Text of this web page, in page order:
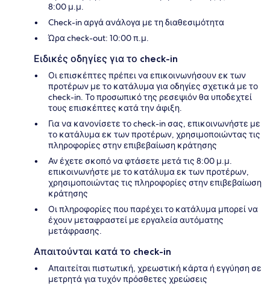
8:00 μ.μ.
Check-in αργά ανάλογα με τη διαθεσιμότητα
Ώρα check-out: 10:00 π.μ.
Ειδικές οδηγίες για το check-in
Οι επισκέπτες πρέπει να επικοινωνήσουν εκ των
προτέρων με το κατάλυμα για οδηγίες σχετικά με το
check-in. Το προσωπικό της ρεσεψιόν θα υποδεχτεί
τους επισκέπτες κατά την άφιξη.
Για να κανονίσετε το check-in σας, επικοινωνήστε με
το κατάλυμα εκ των προτέρων, χρησιμοποιώντας τις
πληροφορίες στην επιβεβαίωση κράτησης
Αν έχετε σκοπό να φτάσετε μετά τις 8:00 μ.μ.
επικοινωνήστε με το κατάλυμα εκ των προτέρων,
χρησιμοποιώντας τις πληροφορίες στην επιβεβαίωση
κράτησης
Οι πληροφορίες που παρέχει το κατάλυμα μπορεί να
έχουν μεταφραστεί με εργαλεία αυτόματης
μετάφρασης.
Απαιτούνται κατά το check-in
Απαιτείται πιστωτική, χρεωστική κάρτα ή εγγύηση σε
μετρητά για τυχόν πρόσθετες χρεώσεις